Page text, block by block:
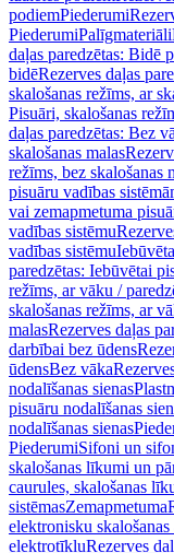
podiemPiederumi
PiederumiPalīgmateriāli
daļas paredzētas: Bidē
bidēRezerves daļas
skalošanas režīms, ar
Pisuāri, skalošanas
daļas paredzētas: Bez
skalošanas malas
režīms, bez skalošanas
pisuāru vadības
vai zemapmetuma
vadības sistēmu
vadības sistēmu
paredzētas: Iebūvētai
režīms, ar vāku /
skalošanas režīms, ar
malasRezerves daļas
darbībai bez ūdens
ūdensBez vāka
nodalīšanas sienas
pisuāru nodalīšanas
nodalīšanas sienas
PiederumiSifoni un
skalošanas līkumi un
caurules, skalošanas
sistēmasZemapmetuma
elektronisku
elektrotīkluRezerves